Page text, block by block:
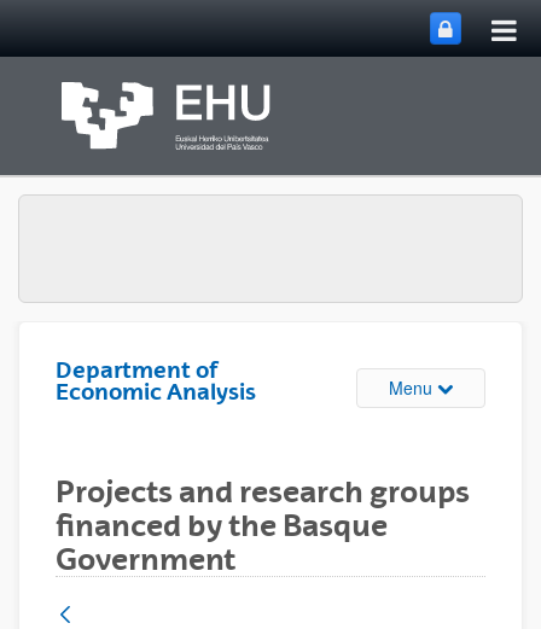
Department of
Economic Analysis
Menu Toggle site
Projects and research groups
financed by the Basque
Government